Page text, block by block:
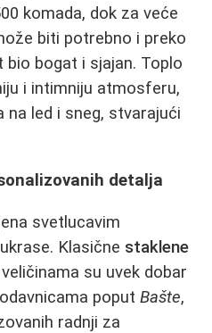
komada, dok za veće
biti potrebno i preko
bio bogat i sjajan. Toplo
i intimniju atmosferu,
na led i sneg, stvarajući
detalja
svetlucavim
Klasične staklene
su uvek dobar
poput Bašte,
radnji za